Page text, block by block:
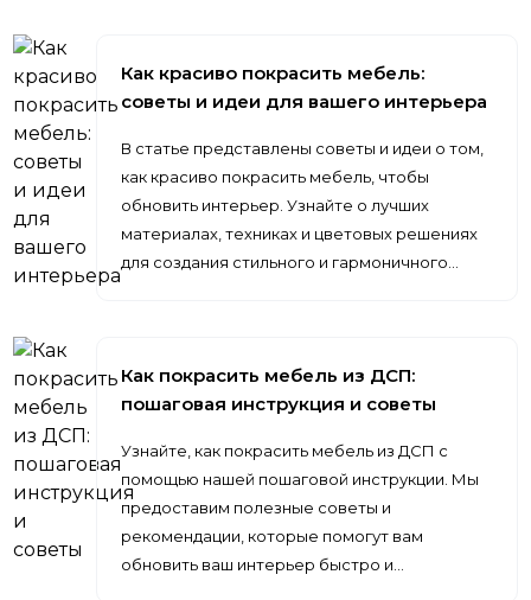
Как красиво покрасить мебель:
советы и идеи для вашего интерьера
В статье представлены советы и идеи о том,
как красиво покрасить мебель, чтобы
обновить интерьер. Узнайте о лучших
материалах, техниках и цветовых решениях
для создания стильного и гармоничного…
Как покрасить мебель из ДСП:
пошаговая инструкция и советы
Узнайте, как покрасить мебель из ДСП с
помощью нашей пошаговой инструкции. Мы
предоставим полезные советы и
рекомендации, которые помогут вам
обновить ваш интерьер быстро и…